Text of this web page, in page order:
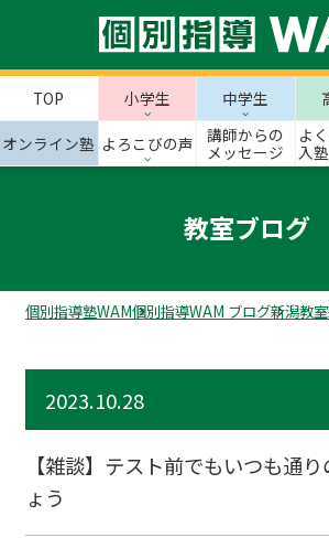
TOP 小学生 中学生
オンライン塾 よろこびの声
講師からの
メッセージ
よ
入
教室ブログ
個別指導塾WAM個別指導WAM ブログ新潟教室
2023.10.28
【雑談】テスト前でもいつも通
ょう